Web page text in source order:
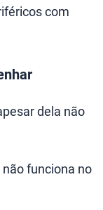
com
dela não
funciona no